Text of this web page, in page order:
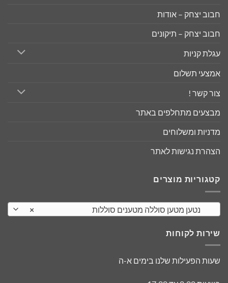
חבוב יצחק – אודות
חבוב יצחק – תיקונים
עגלת קניות
אמצעי תשלום
צור קשר !
מבצעים מתחלפים באתר
מדניות ומשלוחים
הצהרת נגישות לאתר
קטגוריות מוצרים
נטען מטען סוללה מטענים סוללות
שירות לקוחות
שעות הפעילות שלנו בימים א-ה